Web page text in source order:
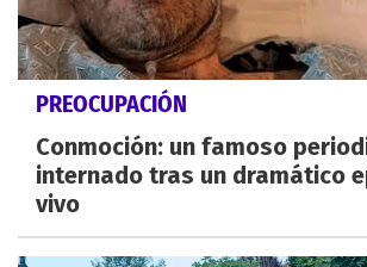
PREOCUPACIÓN
Conmoción: un famoso
internado tras un dramático
vivo